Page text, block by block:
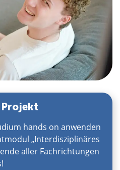
hands on anwenden
„Interdisziplinäres
aller Fachrichtungen